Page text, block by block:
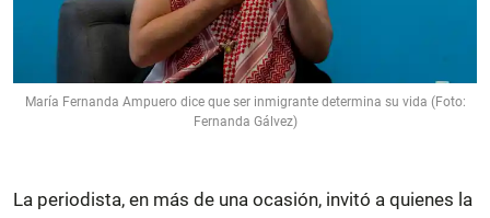
María Fernanda Ampuero dice que ser inmigrante determina su vida (Foto:
Fernanda Gálvez)
La periodista, en más de una ocasión, invitó a quienes la